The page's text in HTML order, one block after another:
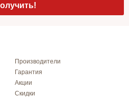
Производители
Гарантия
Акции
Скидки